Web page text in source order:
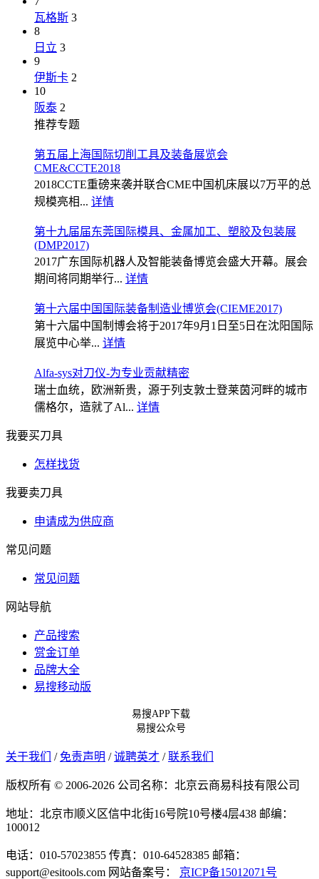
瓦格斯 3
8
日立 3
9
伊斯卡 2
10
阪泰 2
推荐专题
第五届上海国际切削工具及装备展览会
CME&CCTE2018
2018CCTE重磅来袭并联合CME中国机床展以7万平的总
规模亮相... 详情
第十九届届东莞国际模具、金属加工、塑胶及包装展
(DMP2017)
2017广东国际机器人及智能装备博览会盛大开幕。展会
期间将同期举行... 详情
第十六届中国国际装备制造业博览会(CIEME2017)
第十六届中国制博会将于2017年9月1日至5日在沈阳国际
展览中心举... 详情
Alfa-sys对刀仪-为专业贡献精密
瑞士血统，欧洲新贵，源于列支敦士登莱茵河畔的城市
儒格尔，造就了Al... 详情
我要买刀具
怎样找货
我要卖刀具
申请成为供应商
常见问题
常见问题
网站导航
产品搜索
赏金订单
品牌大全
易搜移动版
易搜APP下载
易搜公众号
关于我们 / 免责声明 / 诚聘英才 / 联系我们
版权所有 © 2006-2026 公司名称：北京云商易科技有限公司
地址：北京市顺义区信中北街16号院10号楼4层438 邮编：
100012
电话：010-57023855 传真：010-64528385 邮箱：
support@esitools.com 网站备案号： 京ICP备15012071号